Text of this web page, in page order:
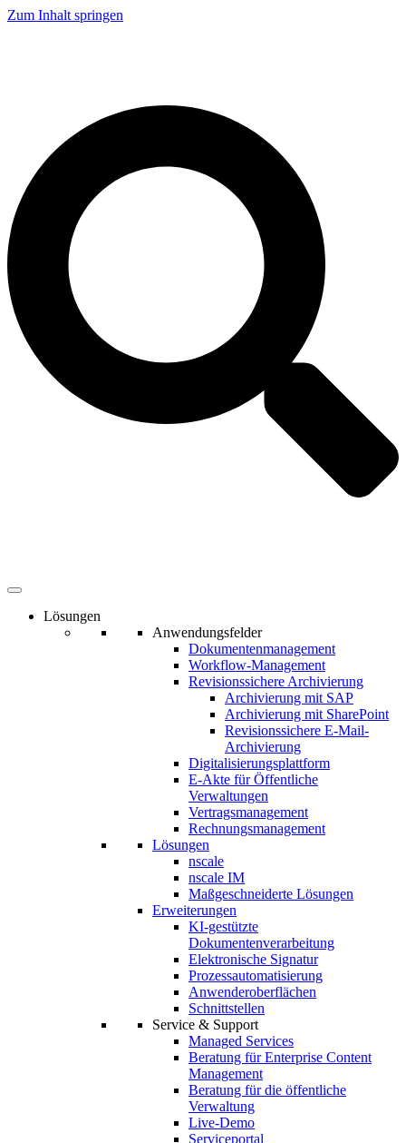
Zum Inhalt springen
Lösungen
Anwendungsfelder
Dokumentenmanagement
Workflow-Management
Revisionssichere Archivierung
Archivierung mit SAP
Archivierung mit SharePoint
Revisionssichere E-Mail-
Archivierung
Digitalisierungsplattform
E-Akte für Öffentliche
Verwaltungen
Vertragsmanagement
Rechnungsmanagement
Lösungen
nscale
nscale IM
Maßgeschneiderte Lösungen
Erweiterungen
KI-gestützte
Dokumentenverarbeitung
Elektronische Signatur
Prozessautomatisierung
Anwenderoberflächen
Schnittstellen
Service & Support
Managed Services
Beratung für Enterprise Content
Management
Beratung für die öffentliche
Verwaltung
Live-Demo
Serviceportal